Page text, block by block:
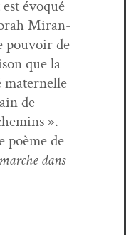
évo­qué
Miran­
pou­voir de
que la
mater­nelle
de
».
poème de
dans